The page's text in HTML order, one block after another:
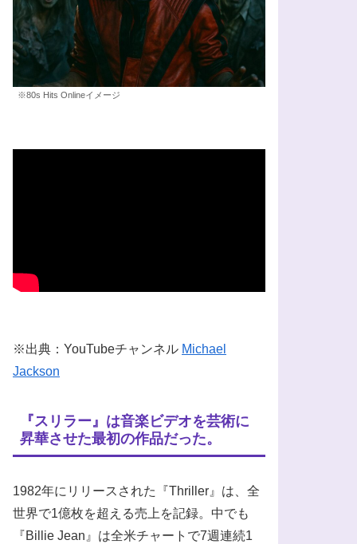
※80s Hits Onlineイメージ
※出典：YouTubeチャンネル Michael
Jackson
『スリラー』は音楽ビデオを芸術に
昇華させた最初の作品だった。
1982年にリリースされた『Thriller』は、全
世界で1億枚を超える売上を記録。中でも
『Billie Jean』は全米チャートで7週連続1